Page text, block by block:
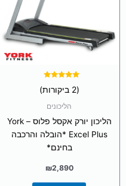
5.00
(2 ביקורות)
הליכונים
הליכון יורק אקסל פלוס – York
Excel Plus *הובלה והרכבה
בחינם*
₪2,890